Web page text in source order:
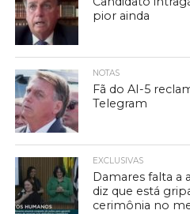
pior ainda
NOTAS
Fã do AI-5
Telegram
EXCLUSIVAS
Damares falta a
diz que está
cerimônia no